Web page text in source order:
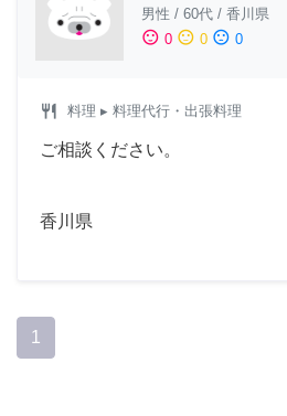
男性 / 60代 / 香川県
sentiment_satisfied 0 sentiment_neutral 0 sentiment_dissatisfied 0
restaurant 料理 ▸ 料理代行・出張料理
ご相談ください。
香川県
1